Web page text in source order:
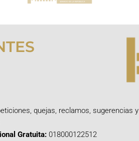
quejas, reclamos, sugerencias y
Gratuita: 018000122512